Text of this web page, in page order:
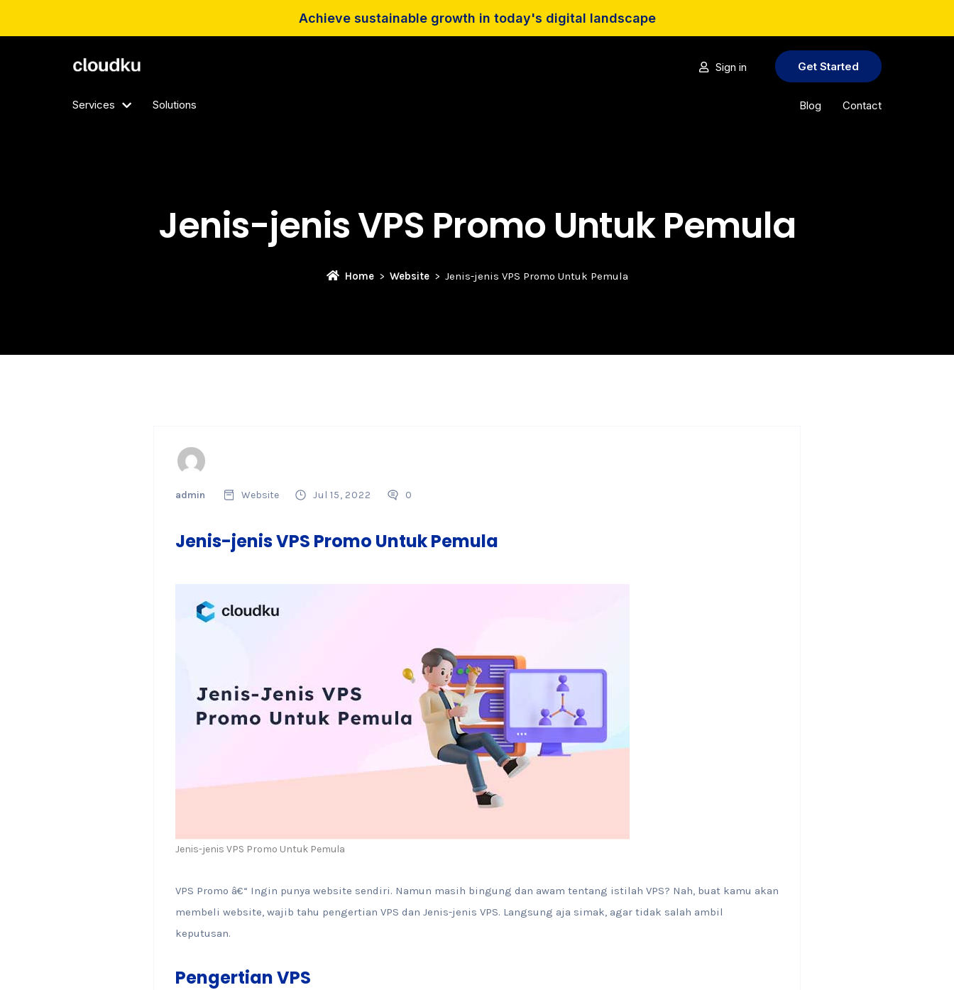
Achieve sustainable growth in today's digital landscape
Sign in Get Started
Services Solutions Blog Contact
Jenis-jenis VPS Promo Untuk Pemula
Home Website Jenis-jenis VPS Promo Untuk Pemula
admin Website Jul 15, 2022 0
Jenis-jenis VPS Promo Untuk Pemula
Jenis-jenis VPS Promo Untuk Pemula
VPS Promo â€“ Ingin punya website sendiri. Namun masih bingung dan awam tentang istilah VPS? Nah, buat kamu akan
membeli website, wajib tahu pengertian VPS dan Jenis-jenis VPS. Langsung aja simak, agar tidak salah ambil
keputusan.
Pengertian VPS